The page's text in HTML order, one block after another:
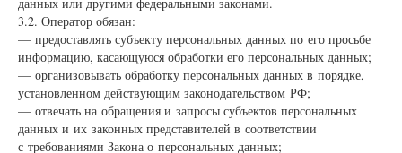
3.2. Оператор обязан:
— предоставлять субъекту персональных данных по его просьбе
информацию, касающуюся обработки его персональных данных;
— организовывать обработку персональных данных в порядке,
установленном действующим законодательством РФ;
— отвечать на обращения и запросы субъектов персональных
данных и их законных представителей в соответствии
с требованиями Закона о персональных данных;